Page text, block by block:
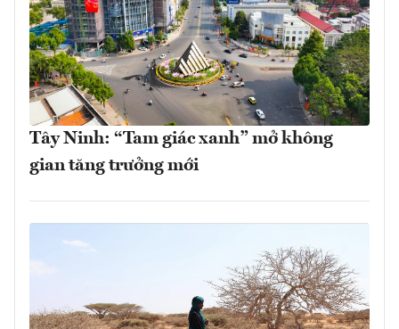
Tây Ninh: “Tam giác xanh” mở không
gian tăng trưởng mới